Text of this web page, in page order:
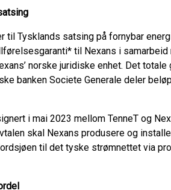
til Tysklands satsing på fornybar
til Nexans i
norske juridiske enhet. Det
banken Societe Generale deler
i mai 2023 mellom TenneT og
skal Nexans produsere og
til det tyske strømnettet via